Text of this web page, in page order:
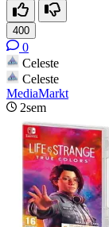
400
0
Celeste
Celeste
MediaMarkt
2sem